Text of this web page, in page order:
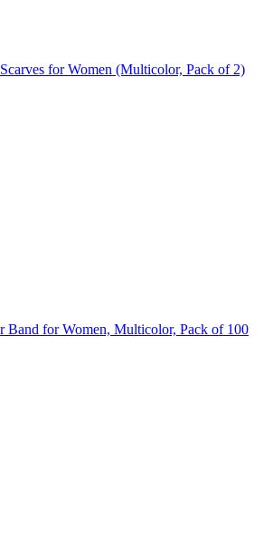
for Women (Multicolor, Pack of 2)
Band for Women, Multicolor, Pack of 100